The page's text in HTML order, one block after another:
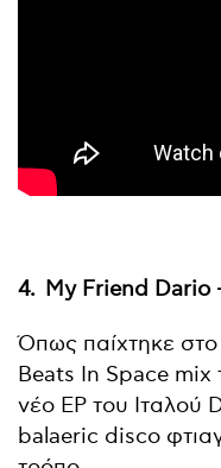
4. My Friend Dario
Όπως παίχτηκε στο
Beats In Space mix
νέο EP του Ιταλού
balaeric disco